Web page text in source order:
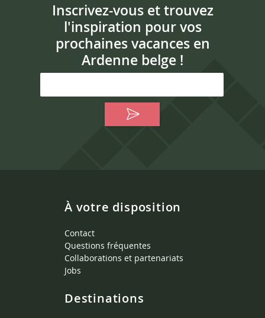
Inscrivez-vous et trouvez
l'inspiration pour vos
prochaines vacances en
Ardenne belge !
À votre disposition
Contact
Questions fréquentes
Collaborations et partenariats
Jobs
Destinations